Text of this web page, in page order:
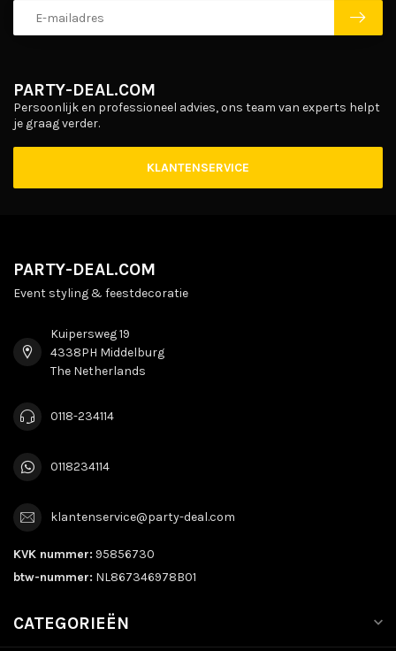
PARTY-DEAL.COM
Persoonlijk en professioneel advies, ons team van experts helpt
je graag verder.
KLANTENSERVICE
PARTY-DEAL.COM
Event styling & feestdecoratie
Kuipersweg 19
4338PH Middelburg
The Netherlands
0118-234114
0118234114
klantenservice@party-deal.com
KVK nummer: 95856730
btw-nummer: NL867346978B01
CATEGORIEËN